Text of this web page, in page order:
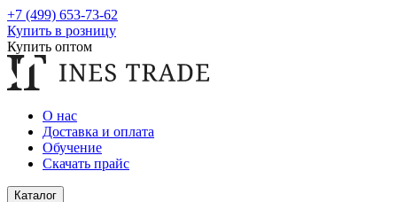
+7 (499) 653-73-62
Купить в розницу
Купить оптом
О нас
Доставка и оплата
Обучение
Скачать прайс
Каталог